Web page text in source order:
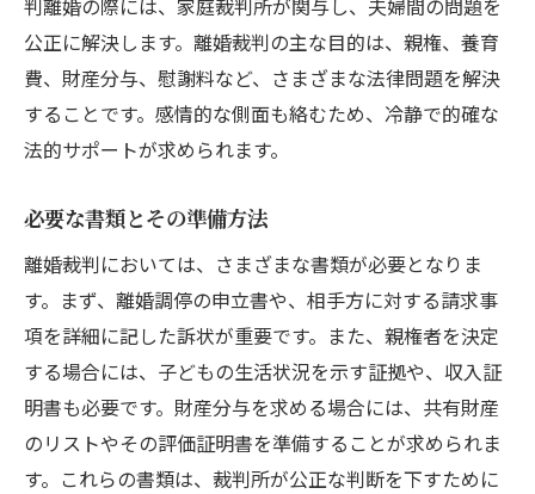
手続きの際のよくある質問
法的専門家が語る離婚裁判のポイント
弁護士が教える成功への鍵
裁判で勝つための戦略
子どもへの配慮を法的に考える
財産分与のポイントとその準備
専門家の視点から見た裁判の流れ
離婚裁判への不安を軽減するための対策
不安を和らげるための心のケア
サポートネットワークの活用法
裁判前にできるストレス管理
公正に解決します。離婚裁判の主な目的は、親権、養育
費、財産分与、慰謝料など、さまざまな法律問題を解決
することです。感情的な側面も絡むため、冷静で的確な
法的サポートが求められます。
必要な書類とその準備方法
離婚裁判においては、さまざまな書類が必要となりま
す。まず、離婚調停の申立書や、相手方に対する請求事
項を詳細に記した訴状が重要です。また、親権者を決定
する場合には、子どもの生活状況を示す証拠や、収入証
明書も必要です。財産分与を求める場合には、共有財産
のリストやその評価証明書を準備することが求められま
す。これらの書類は、裁判所が公正な判断を下すために